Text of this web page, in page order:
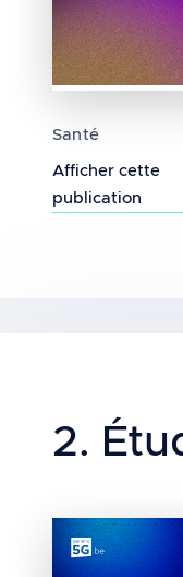
Santé
Afficher cette
publication
Title
2.